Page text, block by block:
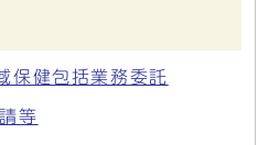
保健包括業務委託
等